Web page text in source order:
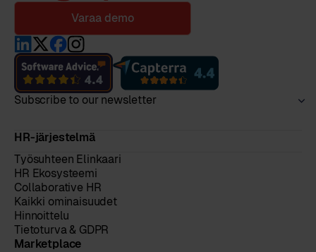
Varaa demo
Subscribe to our newsletter
HR-järjestelmä
Työsuhteen Elinkaari
HR Ekosysteemi
Collaborative HR
Kaikki ominaisuudet
Hinnoittelu
Tietoturva & GDPR
Marketplace